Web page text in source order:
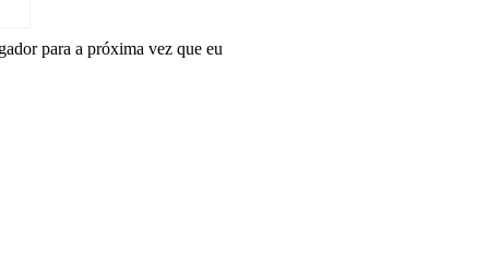
para a próxima vez que eu